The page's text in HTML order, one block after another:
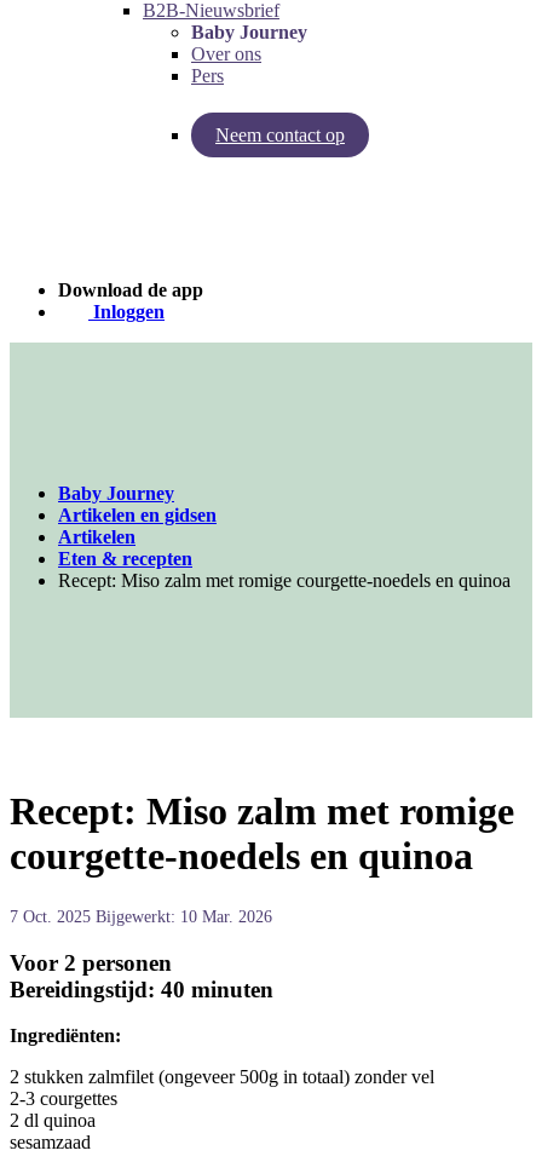
B2B-Nieuwsbrief
Baby Journey
Over ons
Pers
Neem contact op
Inzichten van Baby Journey
Download de app
Inloggen
Baby Journey
Artikelen en gidsen
Artikelen
Eten & recepten
Recept: Miso zalm met romige courgette-noedels en quinoa
Recept: Miso zalm met romige
courgette-noedels en quinoa
7 Oct. 2025 Bijgewerkt: 10 Mar. 2026
Voor 2 personen
Bereidingstijd: 40 minuten
Ingrediënten:
2 stukken zalmfilet (ongeveer 500g in totaal) zonder vel
2-3 courgettes
2 dl quinoa
sesamzaad